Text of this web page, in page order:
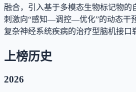
融合，引入基于多模态生物标记物的
刺激向“感知—调控—优化”的动态干
复杂神经系统疾病的治疗型脑机接口
上榜历史
2026